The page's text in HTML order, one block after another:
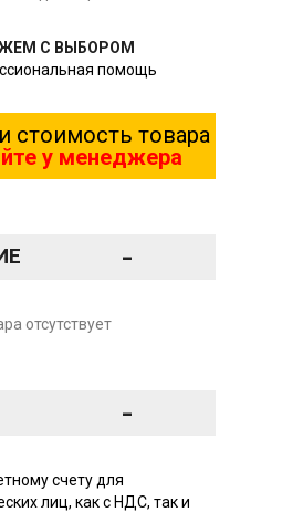
С ВЫБОРОМ
помощь
стоимость товара
у менеджера
-
отсутствует
-
счету для
лиц, как с НДС, так и